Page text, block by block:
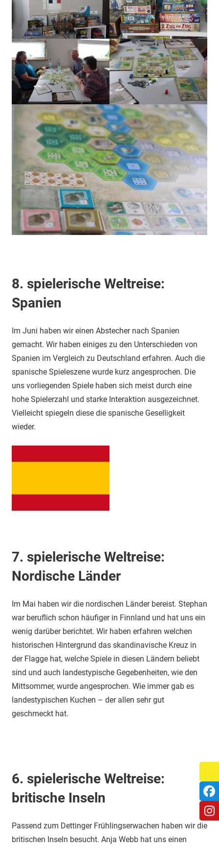
8. spielerische Weltreise:
Spanien
Im Juni haben wir einen Abstecher nach Spanien
gemacht. Wir haben einiges zu den Unterschieden von
Spanien im Vergleich zu Deutschland erfahren. Auch die
spanische Spieleszene wurde kurz angesprochen. Die
uns vorliegenden Spiele haben sich meist durch eine
hohe Spielerzahl und starke Interaktion ausgezeichnet.
Vielleicht spiegeln diese die spanische Geselligkeit
wieder.
7. spielerische Weltreise:
Nordische Länder
Im Mai haben wir die nordischen Länder bereist. Stephan
war beruflich schon häufiger in Finnland und hat uns ein
wenig darüber berichtet. Wir haben erfahren welchen
historischen Hintergrund das skandinavische Kreuz in
der Flagge hat, welche Spiele in diesen Ländern beliebt
sind und auch landestypische Gegebenheiten, wie den
Mittsommer, wurde angesprochen. Wie immer gab es
landestypischen Kuchen – der allen sehr gut
geschmeckt hat.
6. spielerische Weltreise:
britische Inseln
Passend zum Dettinger Frühlingserwachen haben wir die
britischen Inseln besucht. Anja Webb hat uns einen